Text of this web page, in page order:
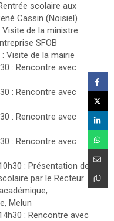
scolaire aux
Cassin (Noisiel)
de la ministre
SFOB
Visite de la mairie
: Rencontre avec
: Rencontre avec
: Rencontre avec
: Rencontre avec
: Présentation de
par le Recteur
Melun
: Rencontre avec